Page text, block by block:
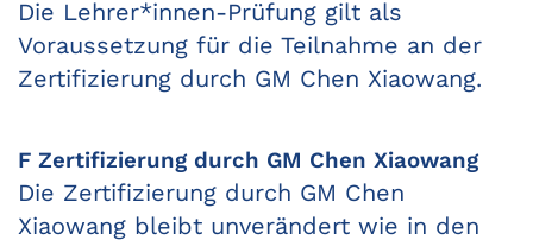
Die Lehrer*innen-Prüfung gilt als
Voraussetzung für die Teilnahme an der
Zertifizierung durch GM Chen Xiaowang.
F Zertifizierung durch GM Chen Xiaowang
Die Zertifizierung durch GM Chen
Xiaowang bleibt unverändert wie in den